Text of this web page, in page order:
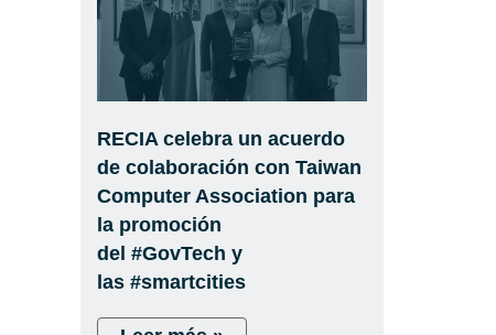
RECIA celebra un acuerdo
de colaboración con Taiwan
Computer Association para
la promoción
del #GovTech y
las #smartcities